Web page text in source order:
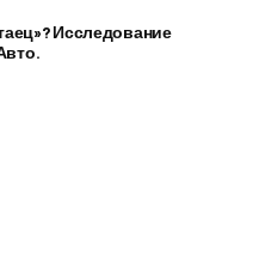
Исследование